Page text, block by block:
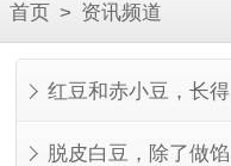
首页 > 资讯频道